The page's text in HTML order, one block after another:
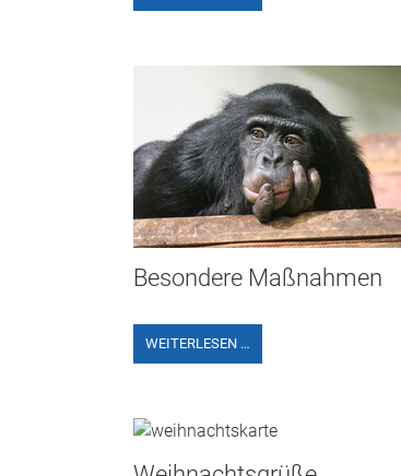
Besondere Maßnahmen
WEITERLESEN …